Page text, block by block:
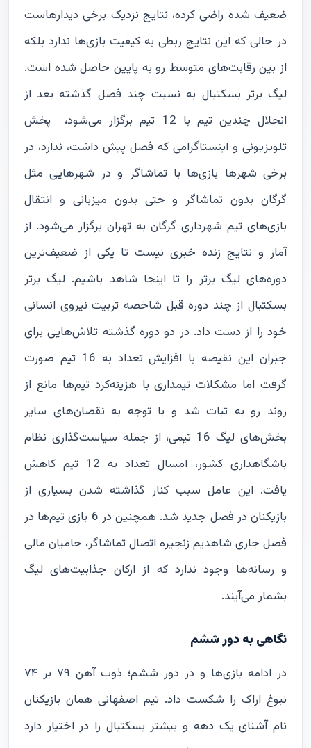
ضعیف شده راضی کرده، نتایج نزدیک برخی دیدارهاست
در حالی که این نتایج ربطی به کیفیت بازی‌ها ندارد بلکه
از بین رقابت‌های متوسط رو به پایین حاصل شده است.
لیگ برتر بسکتبال به نسبت چند فصل گذشته بعد از
انحلال چندین تیم با 12 تیم برگزار می‌شود، پخش
تلویزیونی و اینستاگرامی که فصل پیش داشت، ندارد، در
برخی شهرها بازی‌ها با تماشاگر و در شهرهایی مثل
گرگان بدون تماشاگر و حتی بدون میزبانی و انتقال
بازی‌های تیم شهرداری گرگان به تهران برگزار می‌شود. از
آمار و نتایج زنده خبری نیست تا یکی از ضعیف‌ترین
دوره‌های لیگ برتر را تا اینجا شاهد باشیم. لیگ برتر
بسکتبال از چند دوره قبل شاخصه تربیت نیروی انسانی
خود را از دست داد. در دو دوره گذشته تلاش‌هایی برای
جبران این نقیصه با افزایش تعداد به 16 تیم صورت
گرفت اما مشکلات تیمداری با هزینه‌کرد تیم‌ها مانع از
روند رو به ثبات شد و با توجه به نقصان‌های سایر
بخش‌های لیگ 16 تیمی، از جمله سیاست‌گذاری نظام
باشگاهداری کشور، امسال تعداد به 12 تیم کاهش
یافت. این عامل سبب کنار گذاشته شدن بسیاری از
بازیکنان در فصل جدید شد. همچنین در 6 بازی تیم‌ها در
فصل جاری شاهدیم زنجیره اتصال تماشاگر، حامیان مالی
و رسانه‌ها وجود ندارد که از ارکان جذابیت‌های لیگ
بشمار می‌آیند.
نگاهی به دور ششم
در ادامه بازی‌ها و در دور ششم؛ ذوب آهن ۷۹ بر ۷۴
نبوغ اراک را شکست داد. تیم اصفهانی همان بازیکنان
نام آشنای یک دهه و بیشتر بسکتبال را در اختیار دارد